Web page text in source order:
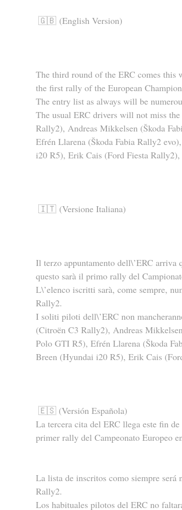
🇬🇧 (English Version)
The third round of the ERC comes
the first rally of the European
The entry list as always will be
The usual ERC drivers will not miss
Rally2), Andreas Mikkelsen (Škoda
Efrén Llarena (Škoda Fabia Rally2
i20 R5), Erik Cais (Ford Fiesta
🇮🇹 (Versione Italiana)
Il terzo appuntamento dell\’ERC
questo sarà il primo rally del
L\’elenco iscritti sarà, come sempre,
Rally2.
I soliti piloti dell\’ERC non
(Citroën C3 Rally2), Andreas
Polo GTI R5), Efrén Llarena (Škoda
Breen (Hyundai i20 R5), Erik Cais
🇪🇸 (Versión Española)
La tercera cita del ERC llega este fin
primer rally del Campeonato Europeo
La lista de inscritos como siempre será
Rally2.
Los habituales pilotos del ERC no